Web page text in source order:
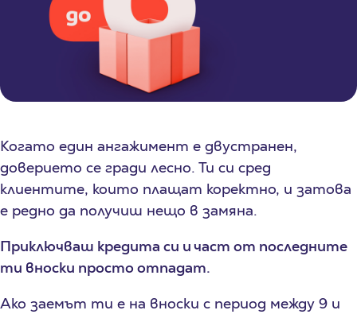
Когато един ангажимент е двустранен,
доверието се гради лесно. Ти си сред
клиентите, които плащат коректно, и затова
е редно да получиш нещо в замяна.
Приключваш кредита си и част от последните
ти вноски просто отпадат.
Ако заемът ти е на вноски с период между 9 и